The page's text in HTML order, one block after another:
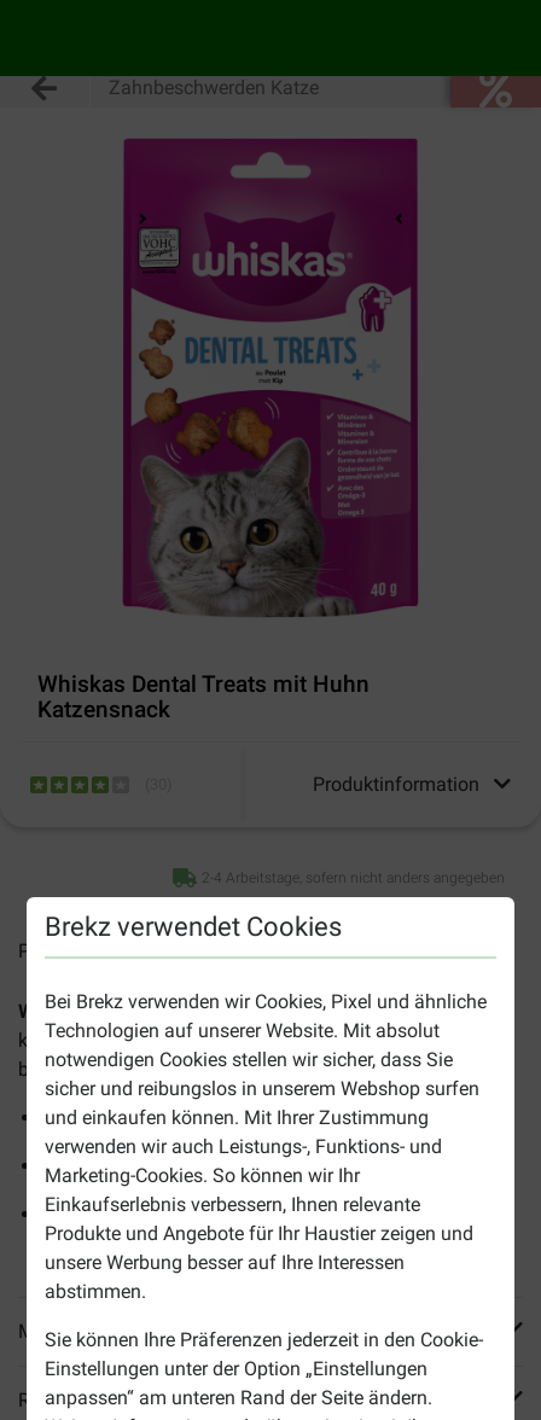
Brekz verwendet Cookies
Bei Brekz verwenden wir Cookies, Pixel und ähnliche
Technologien auf unserer Website. Mit absolut
notwendigen Cookies stellen wir sicher, dass Sie
sicher und reibungslos in unserem Webshop surfen
und einkaufen können. Mit Ihrer Zustimmung
verwenden wir auch Leistungs-, Funktions- und
Marketing-Cookies. So können wir Ihr
Einkaufserlebnis verbessern, Ihnen relevante
Produkte und Angebote für Ihr Haustier zeigen und
unsere Werbung besser auf Ihre Interessen
abstimmen.
Sie können Ihre Präferenzen jederzeit in den Cookie-
Einstellungen unter der Option „Einstellungen
anpassen“ am unteren Rand der Seite ändern.
Zahnbeschwerden Katze
Whiskas Dental Treats mit Huhn
Katzensnack
Produktinformation
2-4 Arbeitstage, sofern nicht anders angegeben
Preise inkl. MwSt zzgl.
Whiskas Dental Treats mit Huhn Katzensnackssind
köstliche Leckerbissen, die zur Gesundheit Ihrer Katze
beitragen können.
Unterstützen die Gesundheit
Wiederverschließbare Verpackung
Knusprige Snacks mit Huhn, Omega-3, Vitaminen und
Mineralstoffen
Mehr Produktinfos
Reviews